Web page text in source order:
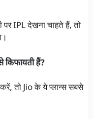
पर IPL देखना चाहते हैं, तो
हैं?
तो Jio के ये प्लान्स सबसे